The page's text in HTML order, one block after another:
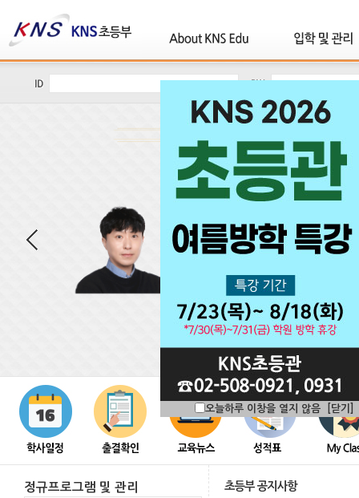
오늘하루 이창을 열지 않음 [닫기]
정규프로그램 및 관리